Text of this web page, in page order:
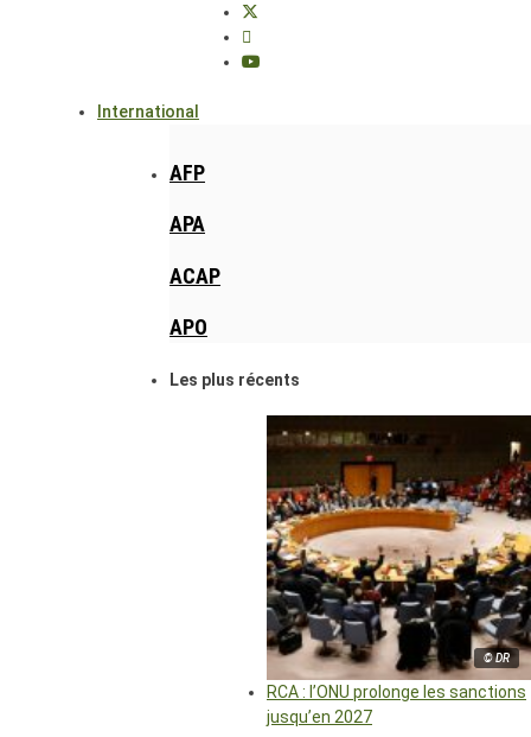
International
AFP
APA
ACAP
APO
Les plus récents
© DR
RCA : l’ONU prolonge les sanctions
jusqu’en 2027